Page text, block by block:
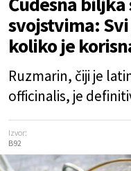
svojstvima:
koliko je
Ruzmarin, čiji je
officinalis, je
Izvor:
B92